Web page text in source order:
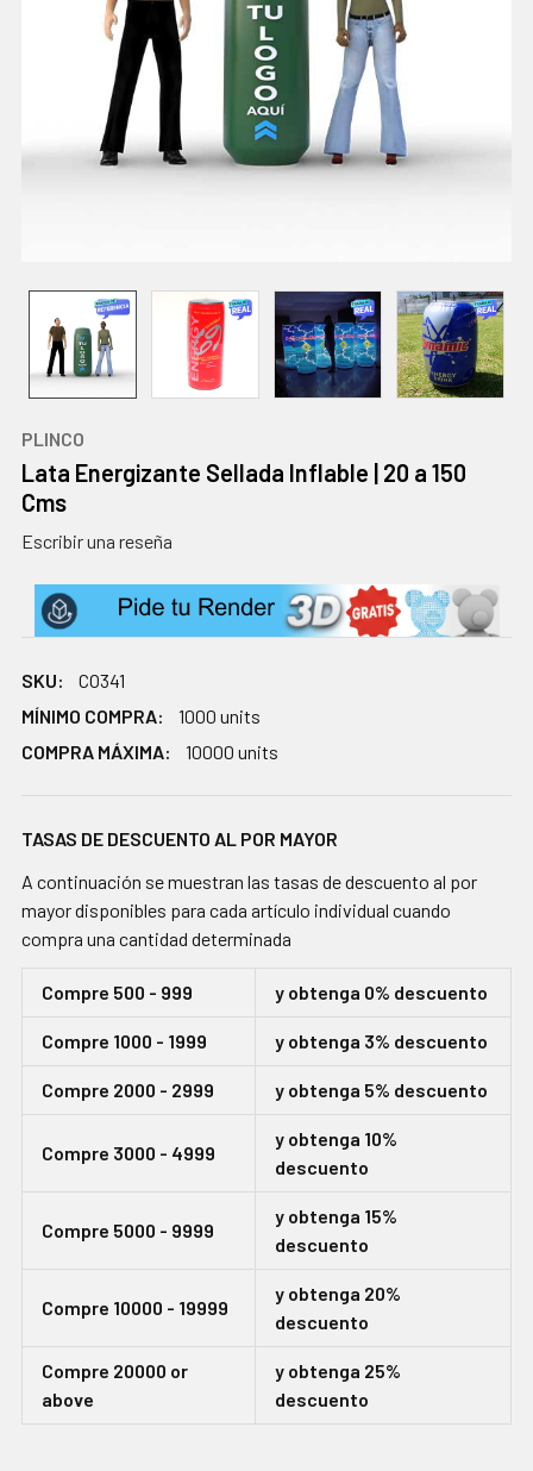
PLINCO
Lata Energizante Sellada Inflable | 20 a 150
Cms
Escribir una reseña
SKU:
CO341
MÍNIMO COMPRA:
1000 units
COMPRA MÁXIMA:
10000 units
TASAS DE DESCUENTO AL POR MAYOR
A continuación se muestran las tasas de descuento al por
mayor disponibles para cada artículo individual cuando
compra una cantidad determinada
Compre 500 - 999 y obtenga 0% descuento
Compre 1000 - 1999 y obtenga 3% descuento
Compre 2000 - 2999 y obtenga 5% descuento
Compre 3000 - 4999
y obtenga 10%
descuento
Compre 5000 - 9999
y obtenga 15%
descuento
Compre 10000 - 19999
y obtenga 20%
descuento
Compre 20000 or
above
y obtenga 25%
descuento